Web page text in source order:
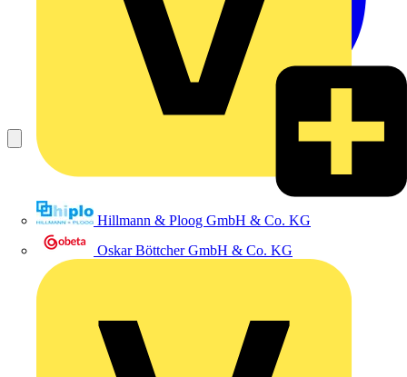
Hillmann & Ploog GmbH & Co. KG
Oskar Böttcher GmbH & Co. KG